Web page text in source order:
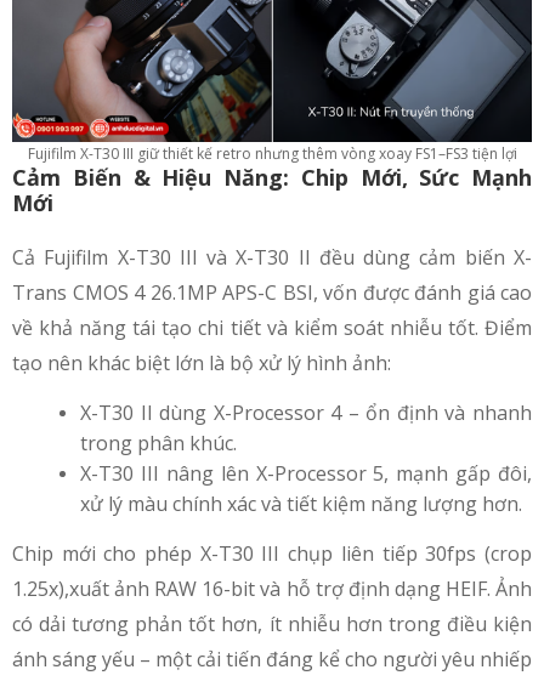
Fujifilm X-T30 III giữ thiết kế retro nhưng thêm vòng xoay FS1–FS3 tiện lợi
Cảm Biến & Hiệu Năng: Chip Mới, Sức Mạnh
Mới
Cả Fujifilm X-T30 III và X-T30 II đều dùng cảm biến X-
Trans CMOS 4 26.1MP APS-C BSI, vốn được đánh giá cao
về khả năng tái tạo chi tiết và kiểm soát nhiễu tốt. Điểm
tạo nên khác biệt lớn là bộ xử lý hình ảnh:
X-T30 II dùng X-Processor 4 – ổn định và nhanh
trong phân khúc.
X-T30 III nâng lên X-Processor 5, mạnh gấp đôi,
xử lý màu chính xác và tiết kiệm năng lượng hơn.
Chip mới cho phép X-T30 III chụp liên tiếp 30fps (crop
1.25x),xuất ảnh RAW 16-bit và hỗ trợ định dạng HEIF. Ảnh
có dải tương phản tốt hơn, ít nhiễu hơn trong điều kiện
ánh sáng yếu – một cải tiến đáng kể cho người yêu nhiếp